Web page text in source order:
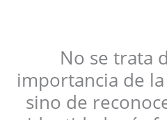
No se trata
importancia de
sino de